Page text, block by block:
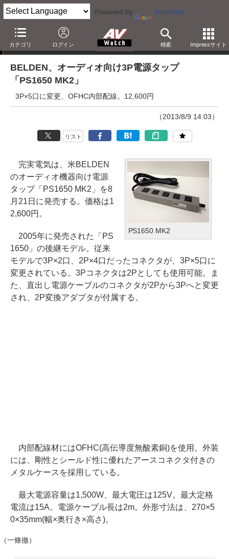
Powered by Translate
カテゴリ ログイン 検索 Impressサイト
ニュース
BELDEN、オーディオ向け3P電源タップ
「PS1650 MK2」
3P×5口に変更、OFHC内部配線。12,600円
（2013/8/9 14:03）
リスト
PS1650 MK2
完実電気は、米BELDEN
のオーディオ機器向け電源
タップ「PS1650 MK2」を8
月21日に発売する。価格は1
2,600円。
2005年に発売された「PS
1650」の後継モデル。従来
モデルで3P×2口、2P×4口だったコネクタが、3P×5口に
変更されている。3Pコネクタは2Pとしても使用可能。ま
た、直出し電源ケーブルのコネクタが2Pから3Pへと変更
され、2P変換アダプタが付属する。
内部配線材にはOFHC(高伝導度無酸素銅)を使用。外装
には、剛性とシールド性に優れたアースコネクタ付きの
メタルケースを採用している。
最大電源容量は1,500W、最大電圧は125V。最大定格
電流は15A。電源ケーブル長は2m。外形寸法は、270×5
0×35mm(幅×奥行き×高さ)。
（一條徹）